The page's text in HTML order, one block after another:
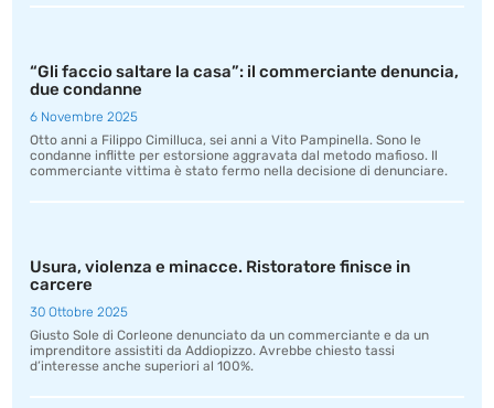
“Gli faccio saltare la casa”: il commerciante denuncia,
due condanne
6 Novembre 2025
Otto anni a Filippo Cimilluca, sei anni a Vito Pampinella. Sono le
condanne inflitte per estorsione aggravata dal metodo mafioso. Il
commerciante vittima è stato fermo nella decisione di denunciare.
Usura, violenza e minacce. Ristoratore finisce in
carcere
30 Ottobre 2025
Giusto Sole di Corleone denunciato da un commerciante e da un
imprenditore assistiti da Addiopizzo. Avrebbe chiesto tassi
d’interesse anche superiori al 100%.